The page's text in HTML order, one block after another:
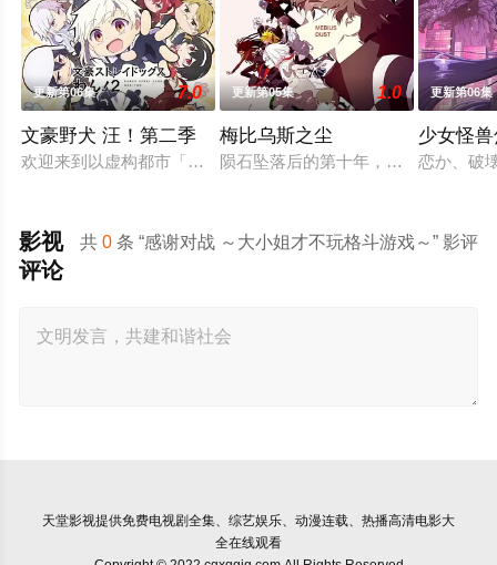
更新第06集 7.0
文豪野犬 汪！第二季
欢迎来到以虚构都市「横滨」为舞台，一众如同疯跑乱咬、四
更新第05集 1.0
梅比乌斯之尘
陨石坠落后的第十年，由于巨大结晶
更新第06集
少女怪
恋か、破
共0 条 “感谢对战 ～大小姐才不玩格斗游戏～” 影评
影视
评论
天堂影视提供免费电视剧全集、综艺娱乐、动漫连载、热播高清电影大
全在线观看